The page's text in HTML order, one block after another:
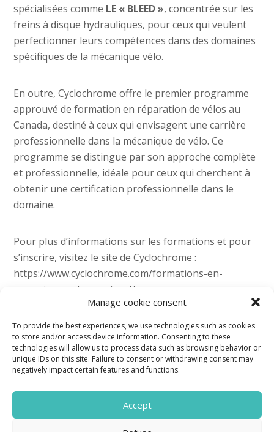
Manage cookie consent
To provide the best experiences, we use technologies such as cookies
to store and/or access device information. Consenting to these
technologies will allow us to process data such as browsing behavior or
unique IDs on this site. Failure to consent or withdrawing consent may
negatively impact certain features and functions.
Accept
spécialisées comme LE « BLEED », concentrée sur les
freins à disque hydrauliques, pour ceux qui veulent
perfectionner leurs compétences dans des domaines
spécifiques de la mécanique vélo.
En outre, Cyclochrome offre le premier programme
approuvé de formation en réparation de vélos au
Canada, destiné à ceux qui envisagent une carrière
professionnelle dans la mécanique de vélo. Ce
programme se distingue par son approche complète
et professionnelle, idéale pour ceux qui cherchent à
obtenir une certification professionnelle dans le
domaine​​​​​​.
Pour plus d’informations sur les formations et pour
s’inscrire, visitez le site de Cyclochrome :
https://www.cyclochrome.com/formations-en-
mecanique-velo-montreal/
Privacy policy